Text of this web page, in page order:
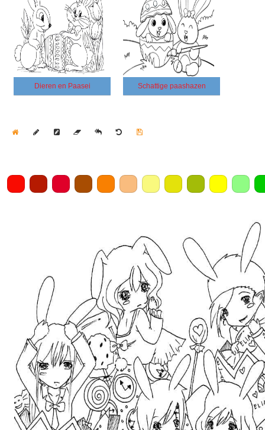
Dieren en Paasei Schattige paashazen